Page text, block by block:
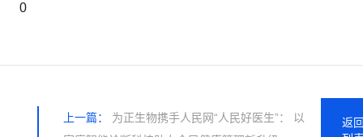
0
上一篇： 为正生物携手人民网“人民好医生”： 以
返